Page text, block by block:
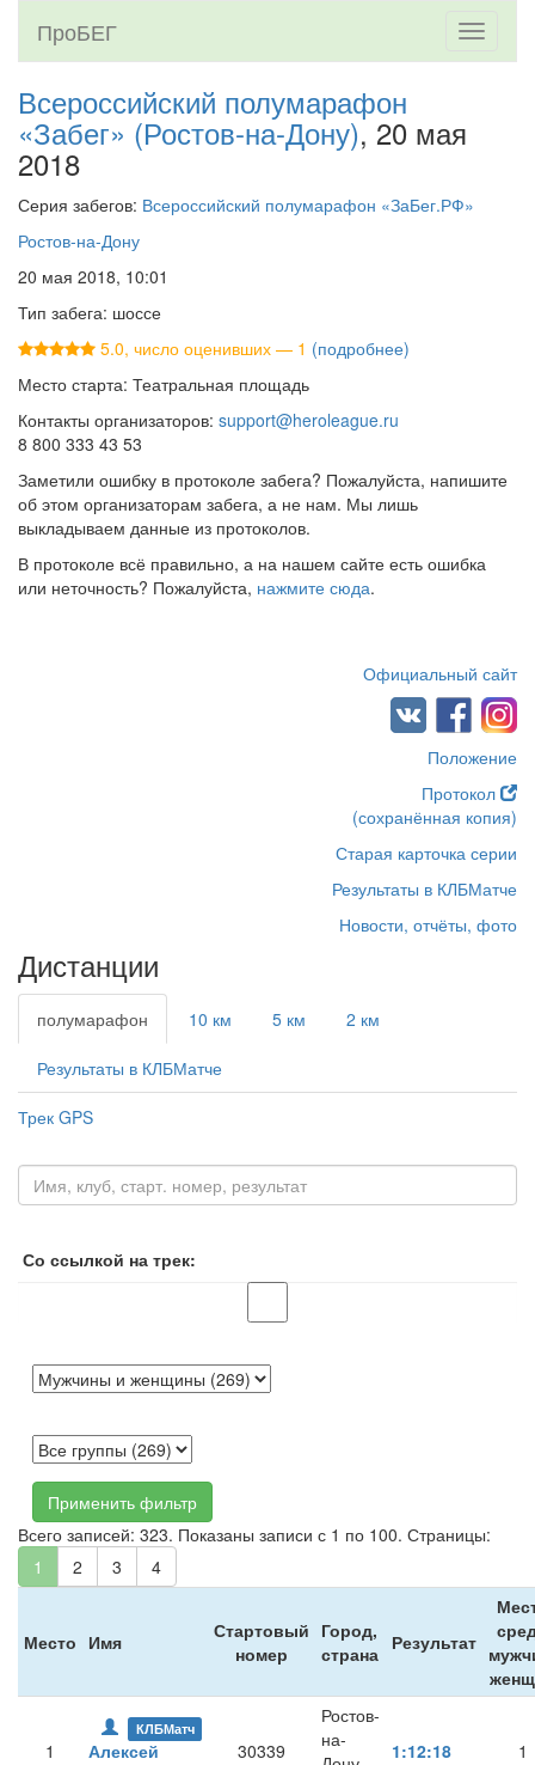
Toggle
ПроБЕГ
Всероссийский полумарафон
«Забег» (Ростов-на-Дону), 20 мая
2018
Серия забегов: Всероссийский полумарафон «ЗаБег.РФ»
Ростов-на-Дону
20 мая 2018, 10:01
Тип забега: шоссе
5.0, число оценивших — 1 (подробнее)
Место старта: Театральная площадь
Контакты организаторов: support@heroleague.ru
8 800 333 43 53
Заметили ошибку в протоколе забега? Пожалуйста, напишите
об этом организаторам забега, а не нам. Мы лишь
выкладываем данные из протоколов.
В протоколе всё правильно, а на нашем сайте есть ошибка
или неточность? Пожалуйста, нажмите сюда.
Официальный сайт
Положение
Протокол
(сохранённая копия)
Старая карточка серии
Результаты в КЛБМатче
Новости, отчёты, фото
Дистанции
полумарафон 10 км 5 км 2 км
Результаты в КЛБМатче
Трек GPS
Со ссылкой на трек:
Применить фильтр
Всего записей: 323. Показаны записи с 1 по 100. Страницы:
1
2 3 4
Место Имя
Стартовый
номер
Город,
страна Результат
1
КЛБМатч
Алексей
30339
Ростов-
на-
1:12:18 1